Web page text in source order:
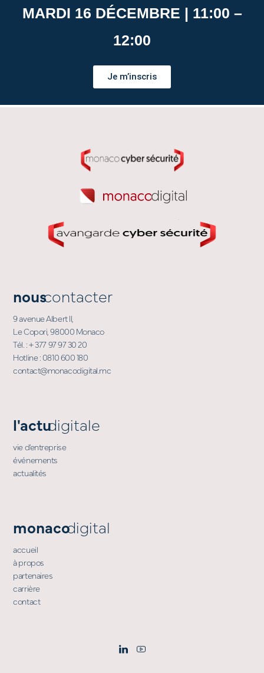
MARDI 16 DÉCEMBRE | 11:00 –
12:00
Je m’inscris
nouscontacter
9 avenue Albert II,
Le Copori, 98000 Monaco
Tél. : + 377 97 97 30 20
Hotline : 0810 600 180
contact@monacodigital.mc
l'actudigitale
vie d’entreprise
événements
actualités
monacodigital
accueil
à propos
partenaires
carrière
contact